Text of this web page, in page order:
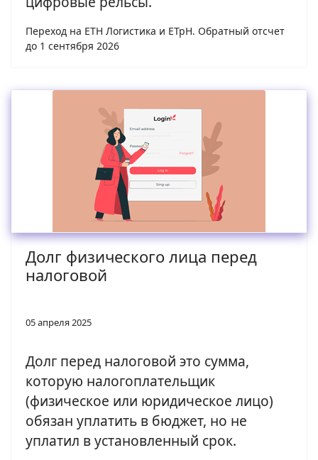
Переход на ЕТН Логистика и ЕТрН. Обратный отсчет
до 1 сентября 2026
Долг физического лица перед
налоговой
05 апреля 2025
Долг перед налоговой это сумма,
которую налогоплательщик
(физическое или юридическое лицо)
обязан уплатить в бюджет, но не
уплатил в установленный срок.